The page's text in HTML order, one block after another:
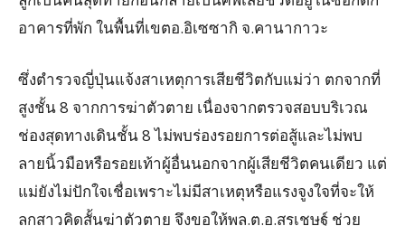
อาคารที่พัก ในพื้นที่เขตอ.อิเซซากิ จ.คานากาวะ
ซึ่งตำรวจญี่ปุ่นแจ้งสาเหตุการเสียชีวิตกับแม่ว่า ตกจากที่
สูงชั้น 8 จากการฆ่าตัวตาย เนื่องจากตรวจสอบบริเวณ
ช่องสุดทางเดินชั้น 8 ไม่พบร่องรอยการต่อสู้และไม่พบ
ลายนิ้วมือหรือรอยเท้าผู้อื่นนอกจากผู้เสียชีวิตคนเดียว แต่
แม่ยังไม่ปักใจเชื่อเพราะไม่มีสาเหตุหรือแรงจูงใจที่จะให้
ลูกสาวคิดสั้นฆ่าตัวตาย จึงขอให้พล.ต.อ.สุรเชษฐ์ ช่วย